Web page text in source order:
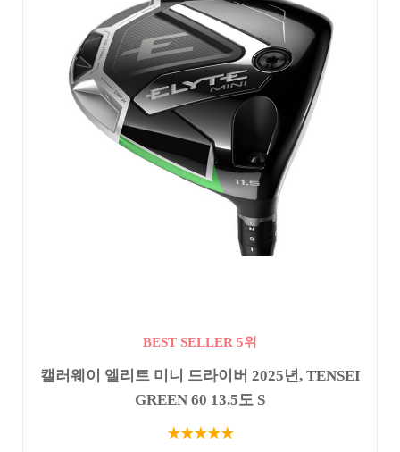
BEST SELLER 5위
캘러웨이 엘리트 미니 드라이버 2025년, TENSEI
GREEN 60 13.5도 S
★★★★★